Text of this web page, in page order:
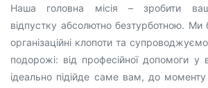
Наша головна місія – зробити
відпустку абсолютно безтурботною. Ми
організаційні клопоти та
подорожі: від професійної допомоги у
ідеально підійде саме вам, до